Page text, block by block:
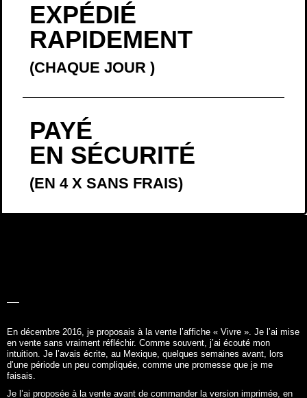
EXPÉDIÉ
RAPIDEMENT
(CHAQUE JOUR )
PAYÉ
EN SÉCURITÉ
(EN 4 X SANS FRAIS)
En décembre 2016, je proposais à la vente l’affiche « Vivre ». Je l’ai mise
en vente sans vraiment réfléchir. Comme souvent, j’ai écouté mon
intuition. Je l’avais écrite, au Mexique, quelques semaines avant, lors
d’une période un peu compliquée, comme une promesse que je me
faisais.
Je l’ai proposée à la vente avant de commander la version imprimée, en